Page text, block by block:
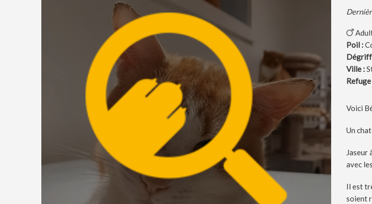
Poil :
Ville :
Refuge
Voici
Un
Jaseur
avec
Il est
soient